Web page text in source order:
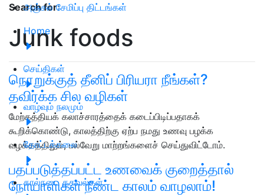
அஞ்சல் சேமிப்பு திட்டங்கள்
Home
செய்திகள்
வாழ்வும் நலமும்
தோட்டக்கலை
கால்நடை தகவல்கள்
Search for:
Junk foods
நொறுக்குத் தீனிப் பிரியரா நீங்கள்?
தவிர்க்க சில வழிகள்
மேற்கத்தியக் கலாச்சாரத்தைக் கடைப்பிடிப்பதாகக்
கூறிக்கொண்டு, காலத்திற்கு ஏற்ப நமது உணவு பழக்க
வழக்கத்திலும், பல்வேறு மாற்றங்களைச் செய்துவிட்டோம்.
பதப்படுத்தப்பட்ட உணவைக் குறைத்தால்
நோயாளிகள் நீண்ட காலம் வாழலாம்!